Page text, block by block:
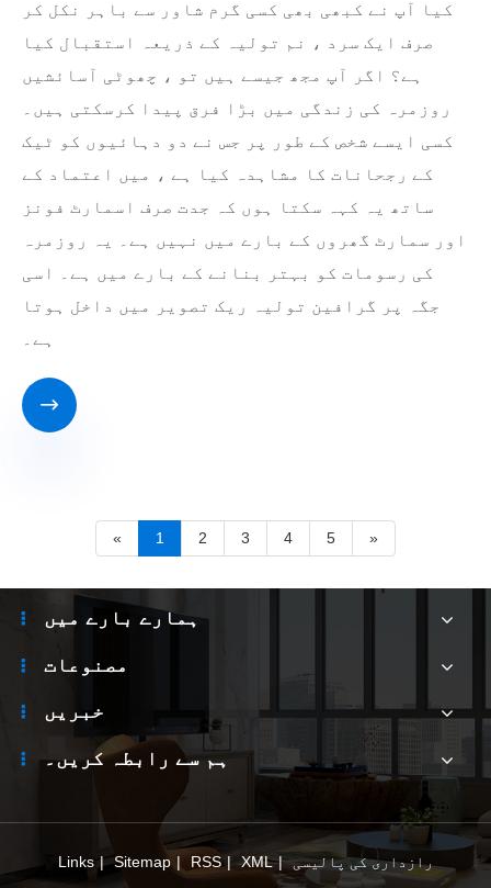
کیا آپ نے کبھی بھی کسی گرم شاور سے باہر نکل کر
صرف ایک سرد ، نم تولیہ کے ذریعہ استقبال کیا
ہے؟ اگر آپ مجھ جیسے ہیں تو ، چھوٹی آسائشیں
روزمرہ کی زندگی میں بڑا فرق پیدا کرسکتی ہیں۔
کسی ایسے شخص کے طور پر جس نے دو دہائیوں کو ٹیک
کے رجحانات کا مشاہدہ کیا ہے ، میں اعتماد کے
ساتھ یہ کہہ سکتا ہوں کہ جدت صرف اسمارٹ فونز
اور سمارٹ گھروں کے بارے میں نہیں ہے۔ یہ روزمرہ
کی رسومات کو بہتر بنانے کے بارے میں ہے۔ اسی
جگہ پر گرافین تولیہ ریک تصویر میں داخل ہوتا
ہے۔

« 1 2 3 4 5 »
ہمارے بارے میں
مصنوعات
خبریں
ہم سے رابطہ کریں۔
Links | Sitemap | RSS | XML | رازداری کی پالیسی